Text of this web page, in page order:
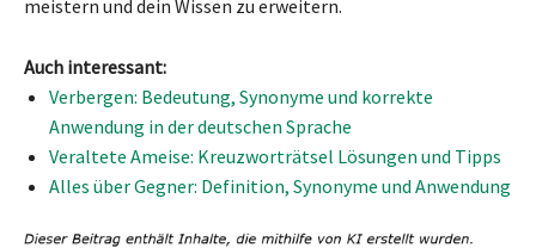
meistern und dein Wissen zu erweitern.
Auch interessant:
Verbergen: Bedeutung, Synonyme und korrekte
Anwendung in der deutschen Sprache
Veraltete Ameise: Kreuzworträtsel Lösungen und Tipps
Alles über Gegner: Definition, Synonyme und Anwendung